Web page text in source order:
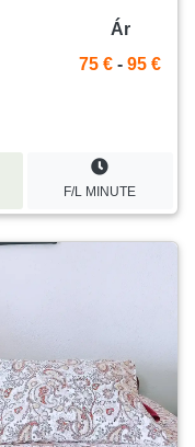
Ár
75 € - 95 €
F/L MINUTE